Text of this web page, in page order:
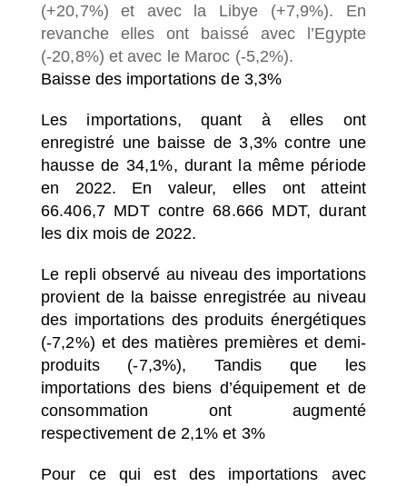
(+20,7%) et avec la Libye (+7,9%). En
revanche elles ont baissé avec l’Egypte
(-20,8%) et avec le Maroc (-5,2%).
Baisse des importations de 3,3%
Les importations, quant à elles ont
enregistré une baisse de 3,3% contre une
hausse de 34,1%, durant la même période
en 2022. En valeur, elles ont atteint
66.406,7 MDT contre 68.666 MDT, durant
les dix mois de 2022.
Le repli observé au niveau des importations
provient de la baisse enregistrée au niveau
des importations des produits énergétiques
(-7,2%) et des matières premières et demi-
produits (-7,3%), Tandis que les
importations des biens d’équipement et de
consommation ont augmenté
respectivement de 2,1% et 3%
Pour ce qui est des importations avec